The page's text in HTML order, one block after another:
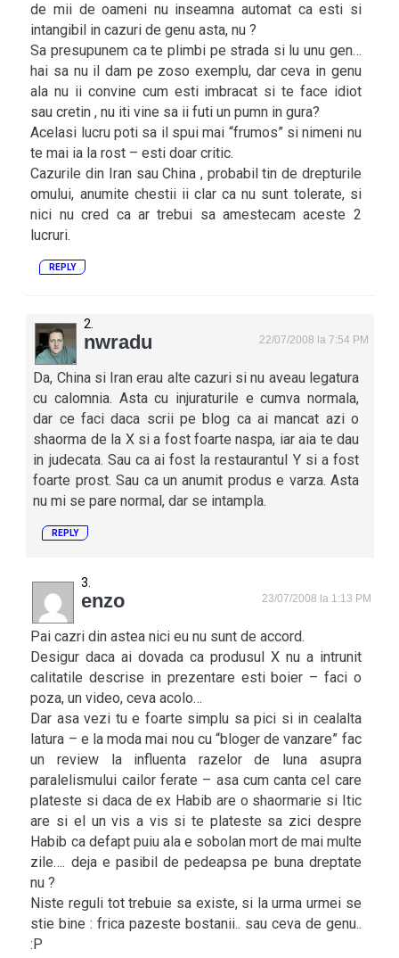
de mii de oameni nu inseamna automat ca esti si
intangibil in cazuri de genu asta, nu ?
Sa presupunem ca te plimbi pe strada si lu unu gen…
hai sa nu il dam pe zoso exemplu, dar ceva in genu
ala nu ii convine cum esti imbracat si te face idiot
sau cretin , nu iti vine sa ii futi un pumn in gura?
Acelasi lucru poti sa il spui mai “frumos” si nimeni nu
te mai ia la rost – esti doar critic.
Cazurile din Iran sau China , probabil tin de drepturile
omului, anumite chestii ii clar ca nu sunt tolerate, si
nici nu cred ca ar trebui sa amestecam aceste 2
lucruri.
REPLY
nwradu 22/07/2008 la 7:54 PM
Da, China si Iran erau alte cazuri si nu aveau legatura
cu calomnia. Asta cu injuraturile e cumva normala,
dar ce faci daca scrii pe blog ca ai mancat azi o
shaorma de la X si a fost foarte naspa, iar aia te dau
in judecata. Sau ca ai fost la restaurantul Y si a fost
foarte prost. Sau ca un anumit produs e varza. Asta
nu mi se pare normal, dar se intampla.
REPLY
enzo 23/07/2008 la 1:13 PM
Pai cazri din astea nici eu nu sunt de accord.
Desigur daca ai dovada ca produsul X nu a intrunit
calitatile descrise in prezentare esti boier – faci o
poza, un video, ceva acolo…
Dar asa vezi tu e foarte simplu sa pici si in cealalta
latura – e la moda mai nou cu “bloger de vanzare” fac
un review la influenta razelor de luna asupra
paralelismului cailor ferate – asa cum canta cel care
plateste si daca de ex Habib are o shaormarie si Itic
are si el un vis a vis si te plateste sa zici despre
Habib ca defapt puiu ala e sobolan mort de mai multe
zile…. deja e pasibil de pedeapsa pe buna dreptate
nu ?
Niste reguli tot trebuie sa existe, si la urma urmei se
stie bine : frica pazeste bostanii.. sau ceva de genu..
:P